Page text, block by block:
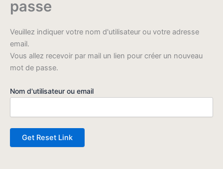
passe
Veuillez indiquer votre nom d'utilisateur ou votre adresse
email.
Vous allez recevoir par mail un lien pour créer un nouveau
mot de passe.
Nom d'utilisateur ou email